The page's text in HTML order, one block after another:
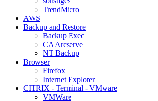
TrendMicro
AWS
Backup and Restore
Backup Exec
CA Arcserve
NT Backup
Browser
Firefox
Internet Explorer
CITRIX - Terminal - VMware
VMWare